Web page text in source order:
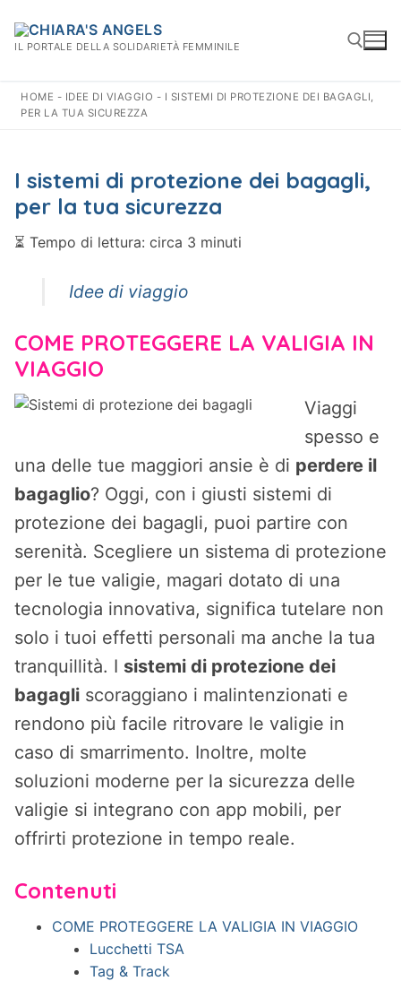
contenuto
IL PORTALE DELLA SOLIDARIETÀ FEMMINILE
HOME - IDEE DI VIAGGIO - I SISTEMI DI PROTEZIONE DEI BAGAGLI,
PER LA TUA SICUREZZA
I sistemi di protezione dei bagagli,
per la tua sicurezza
⏳ Tempo di lettura: circa 3 minuti
Idee di viaggio
COME PROTEGGERE LA VALIGIA IN
VIAGGIO
Viaggi
spesso e
una delle tue maggiori ansie è di perdere il
bagaglio? Oggi, con i giusti sistemi di
protezione dei bagagli, puoi partire con
serenità. Scegliere un sistema di protezione
per le tue valigie, magari dotato di una
tecnologia innovativa, significa tutelare non
solo i tuoi effetti personali ma anche la tua
tranquillità. I sistemi di protezione dei
bagagli scoraggiano i malintenzionati e
rendono più facile ritrovare le valigie in
caso di smarrimento. Inoltre, molte
soluzioni moderne per la sicurezza delle
valigie si integrano con app mobili, per
offrirti protezione in tempo reale.
Contenuti
COME PROTEGGERE LA VALIGIA IN VIAGGIO
Lucchetti TSA
Tag & Track